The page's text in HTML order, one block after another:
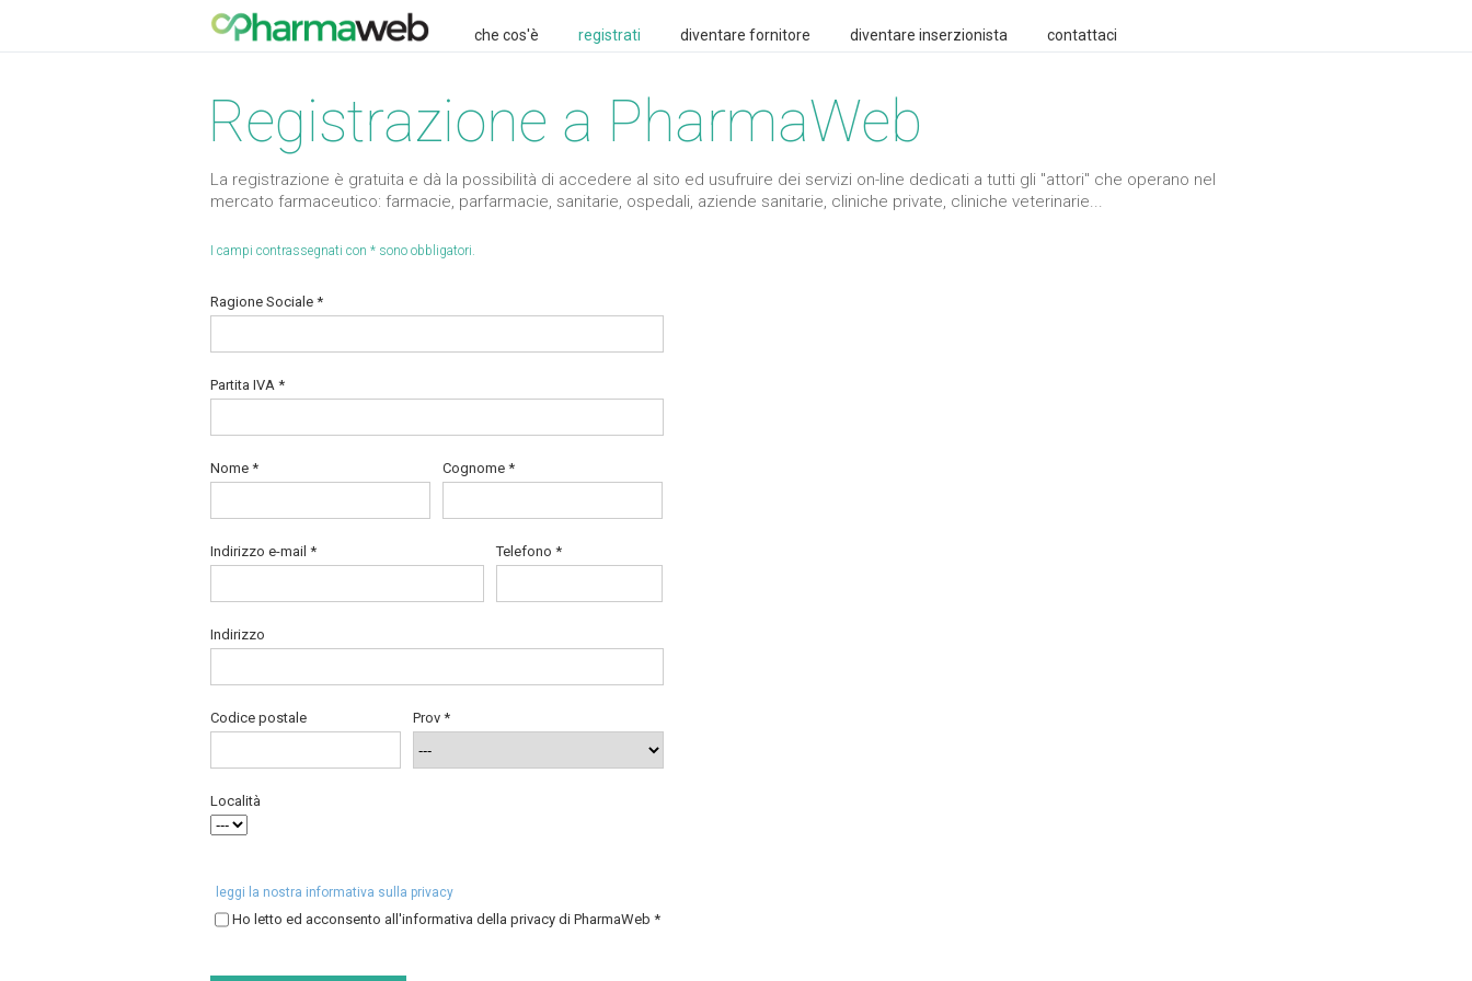
che cos'è registrati diventare fornitore diventare inserzionista contattaci
Registrazione a PharmaWeb
La registrazione è gratuita e dà la possibilità di accedere al sito ed usufruire dei servizi on-line dedicati a tutti gli "attori" che operano nel
mercato farmaceutico: farmacie, parfarmacie, sanitarie, ospedali, aziende sanitarie, cliniche private, cliniche veterinarie...
I campi contrassegnati con * sono obbligatori.
Ragione Sociale *
Partita IVA *
Nome * Cognome *
Indirizzo e-mail * Telefono *
Indirizzo
Codice postale Prov *
Località
leggi la nostra informativa sulla privacy
Ho letto ed acconsento all'informativa della privacy di PharmaWeb *